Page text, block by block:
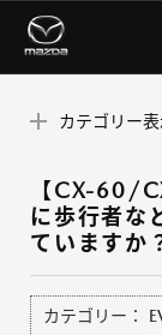
カテゴリー
【CX-60/
に歩行者な
ていますか
カテゴリー：